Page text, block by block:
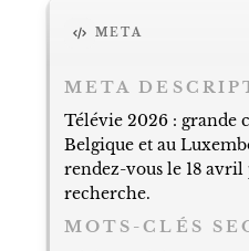
META
META
Télévie 2026 : grande
Belgique et au
rendez-vous le 18
recherche.
MOTS-CLÉS